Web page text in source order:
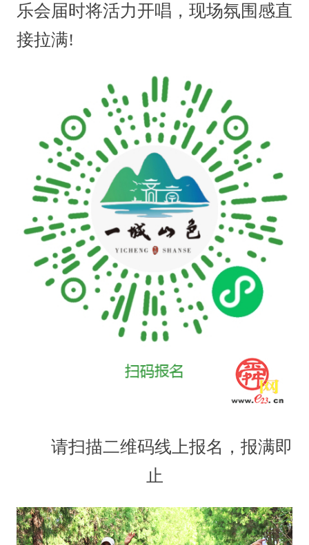
乐会届时将活力开唱，现场氛围感直
接拉满!
请扫描二维码线上报名，报满即
止